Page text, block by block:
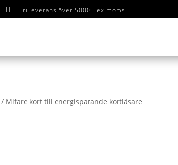
 Fri leverans över 5000:- ex moms
/ Mifare kort till energisparande kortläsare